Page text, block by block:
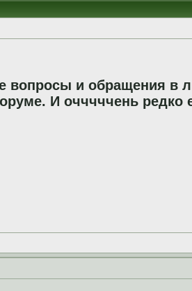
вопросы и обращения в
И очччччень редко